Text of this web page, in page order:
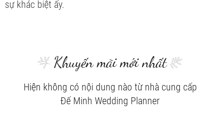
sự khác biệt ấy.
Khuyến mãi mới nhất
Hiện không có nội dung nào từ nhà cung cấp
Đế Minh Wedding Planner